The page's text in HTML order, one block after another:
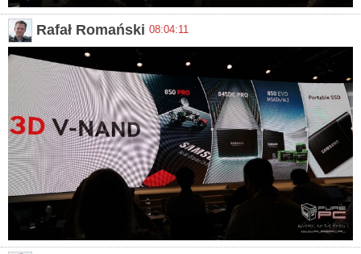
Rafał Romański 08:04:11